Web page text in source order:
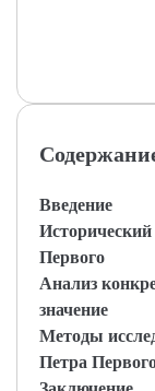
Введение
Первого
Анализ
значение
Методы
Петра